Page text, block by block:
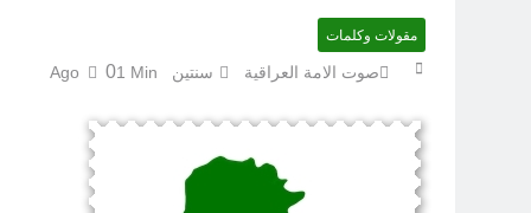
مقولات وكلمات
صوت الامة العراقية سنتين Ago 01 Min